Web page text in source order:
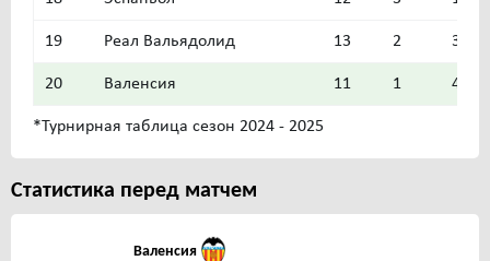
19 Реал Вальядолид 13 2 3
20 Валенсия 11 1 4
*Турнирная таблица сезон 2024 - 2025
Статистика перед матчем
Валенсия